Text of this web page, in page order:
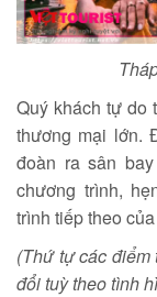
Quý khách tự do
thương mại lớn.
đoàn ra sân
chương trình,
trình tiếp theo của
(Thứ tự các điểm
đổi tuỳ theo tình